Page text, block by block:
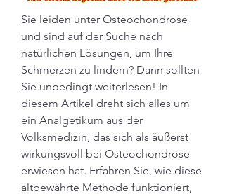
Sie leiden unter Osteochondrose
und sind auf der Suche nach
natürlichen Lösungen, um Ihre
Schmerzen zu lindern? Dann sollten
Sie unbedingt weiterlesen! In
diesem Artikel dreht sich alles um
ein Analgetikum aus der
Volksmedizin, das sich als äußerst
wirkungsvoll bei Osteochondrose
erwiesen hat. Erfahren Sie, wie diese
altbewährte Methode funktioniert,